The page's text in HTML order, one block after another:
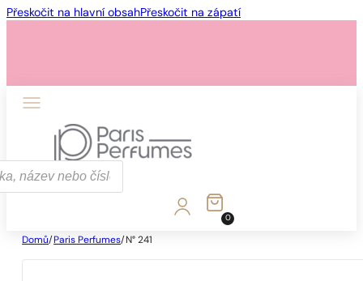
Přeskočit na hlavní obsahPřeskočit na zápatí
0
Domů/ Paris Perfumes/ N° 241